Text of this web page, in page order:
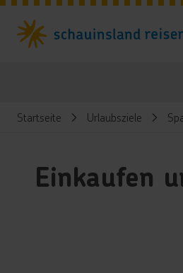
Startseite Urlaubsziele
Einkaufen